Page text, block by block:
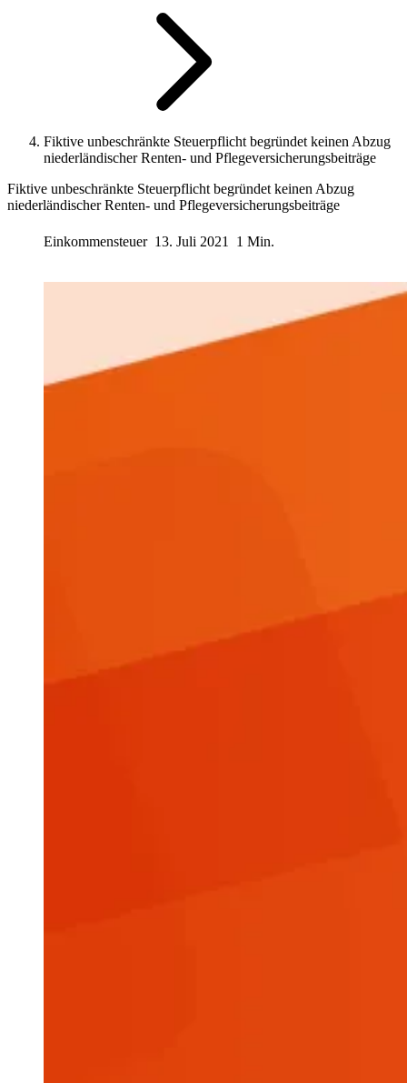
Fiktive unbeschränkte Steuerpflicht begründet keinen Abzug
niederländischer Renten- und Pflegeversicherungsbeiträge
Fiktive unbeschränkte Steuerpflicht begründet keinen Abzug
niederländischer Renten- und Pflegeversicherungsbeiträge
Einkommensteuer 13. Juli 2021 1 Min.